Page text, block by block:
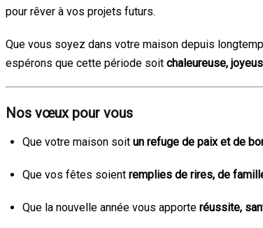
pour rêver à vos projets futurs.
Que vous soyez dans votre maison depuis
espérons que cette période soit chaleureuse,
Nos vœux pour vous
Que votre maison soit un refuge de paix et de
Que vos fêtes soient remplies de rires, de
Que la nouvelle année vous apporte réussite,